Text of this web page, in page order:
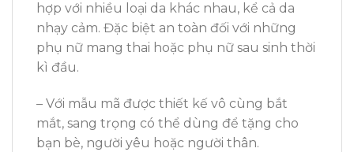
hợp với nhiều loại da khác nhau, kể cả da
nhạy cảm. Đặc biệt an toàn đối với những
phụ nữ mang thai hoặc phụ nữ sau sinh thời
kì đầu.
– Với mẫu mã được thiết kế vô cùng bắt
mắt, sang trọng có thể dùng để tặng cho
bạn bè, người yêu hoặc người thân.